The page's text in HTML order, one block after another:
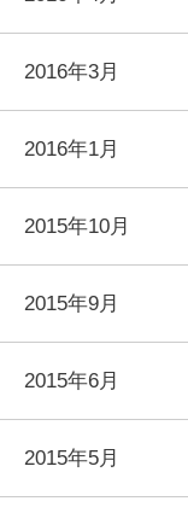
2016年3月
2016年1月
2015年10月
2015年9月
2015年6月
2015年5月